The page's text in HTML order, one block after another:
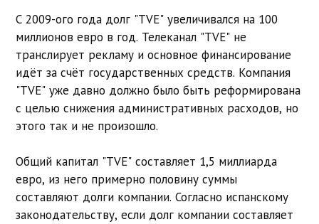
С 2009-ого года долг "TVE" увеличивался на 100
миллионов евро в год. Телеканал "TVE" не
транслирует рекламу и основное финансирование
идёт за счёт государственных средств. Компания
"TVE" уже давно должно было быть реформирована
с целью снижения административных расходов, но
этого так и не произошло.
Общий капитал "TVE" составляет 1,5 миллиарда
евро, из него примерно половину суммы
составляют долги компании. Согласно испанскому
законодательству, если долг компании составляет